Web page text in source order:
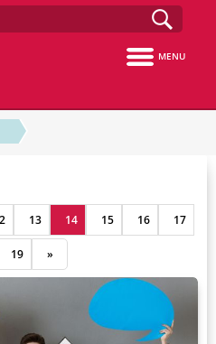
MENU
13 14 15 16 17
19 »